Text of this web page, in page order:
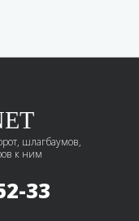
шлагбаумов,
к ним
33